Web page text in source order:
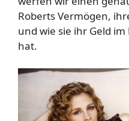
Roberts Vermögen,
und wie sie ihr Geld
hat.